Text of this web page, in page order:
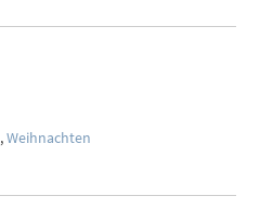
,Weihnachten